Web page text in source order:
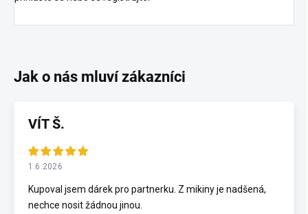
VÍT Š.
1.6.2026
Kupoval jsem dárek pro partnerku. Z mikiny je nadšená,
nechce nosit žádnou jinou.